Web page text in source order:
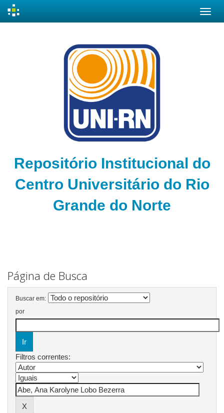
Repositório Institucional do
Centro Universitário do Rio
Grande do Norte
Página de Busca
Buscar em:
por
Filtros correntes: